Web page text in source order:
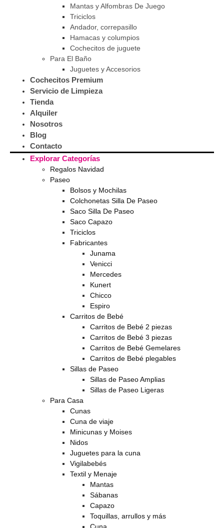
Mantas y Alfombras De Juego
Triciclos
Andador, correpasillo
Hamacas y columpios
Cochecitos de juguete
Para El Baño
Juguetes y Accesorios
Cochecitos Premium
Servicio de Limpieza
Tienda
Alquiler
Nosotros
Blog
Contacto
Explorar Categorías
Regalos Navidad
Paseo
Bolsos y Mochilas
Colchonetas Silla De Paseo
Saco Silla De Paseo
Saco Capazo
Triciclos
Fabricantes
Junama
Venicci
Mercedes
Kunert
Chicco
Espiro
Carritos de Bebé
Carritos de Bebé 2 piezas
Carritos de Bebé 3 piezas
Carritos de Bebé Gemelares
Carritos de Bebé plegables
Sillas de Paseo
Sillas de Paseo Amplias
Sillas de Paseo Ligeras
Para Casa
Cunas
Cuna de viaje
Minicunas y Moises
Nidos
Juguetes para la cuna
Vigilabebés
Textil y Menaje
Mantas
Sábanas
Capazo
Toquillas, arrullos y más
Cuna